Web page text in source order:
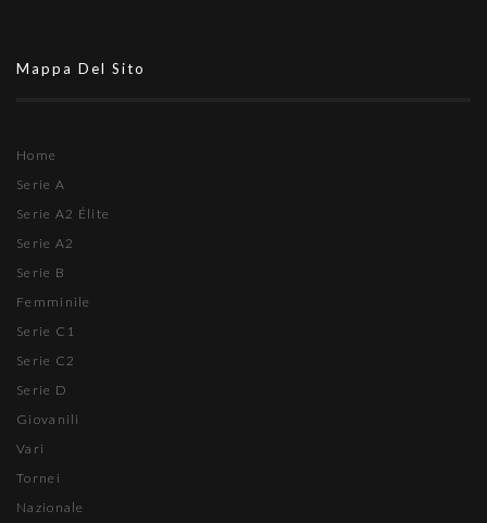
Mappa Del Sito
Home
Serie A
Serie A2 Élite
Serie A2
Serie B
Femminile
Serie C1
Serie C2
Serie D
Giovanili
Vari
Tornei
Nazionale